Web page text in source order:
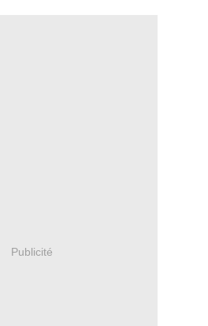
Publicité